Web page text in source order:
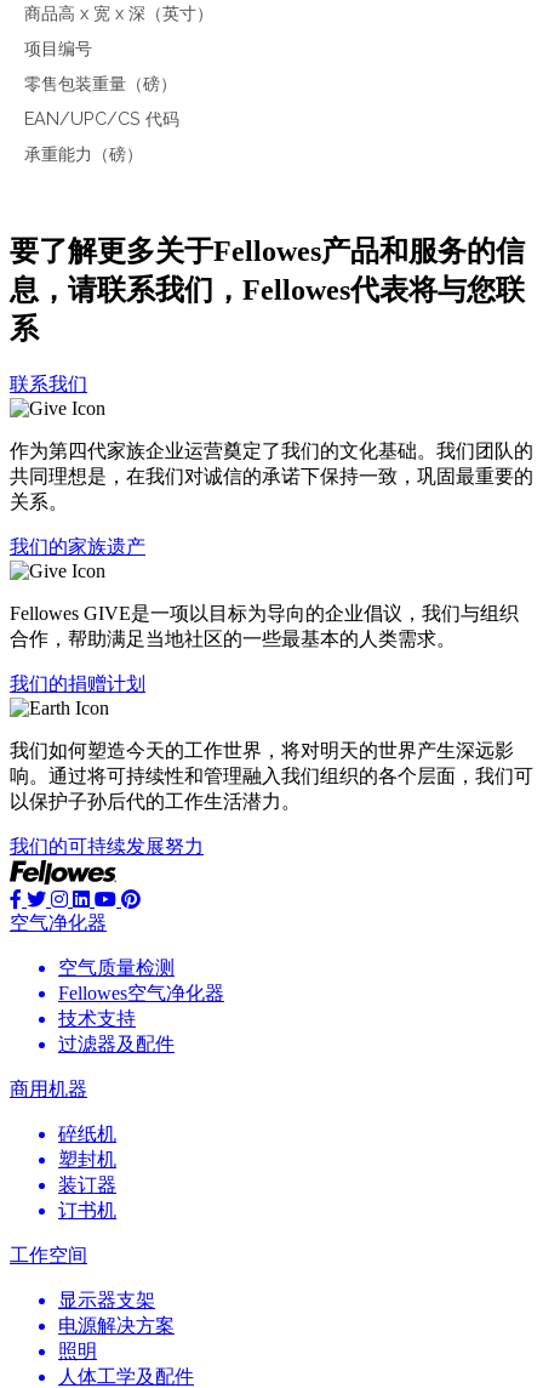
商品高 x 宽 x 深（英寸）
项目编号
零售包装重量（磅）
EAN/UPC/CS 代码
承重能力（磅）
要了解更多关于Fellowes产品和服务的信
息，请联系我们，Fellowes代表将与您联
系
联系我们
作为第四代家族企业运营奠定了我们的文化基础。我们团队的
共同理想是，在我们对诚信的承诺下保持一致，巩固最重要的
关系。
我们的家族遗产
Fellowes GIVE是一项以目标为导向的企业倡议，我们与组织
合作，帮助满足当地社区的一些最基本的人类需求。
我们的捐赠计划
我们如何塑造今天的工作世界，将对明天的世界产生深远影
响。通过将可持续性和管理融入我们组织的各个层面，我们可
以保护子孙后代的工作生活潜力。
我们的可持续发展努力
空气净化器
空气质量检测
Fellowes空气净化器
技术支持
过滤器及配件
商用机器
碎纸机
塑封机
装订器
订书机
工作空间
显示器支架
电源解决方案
照明
人体工学及配件